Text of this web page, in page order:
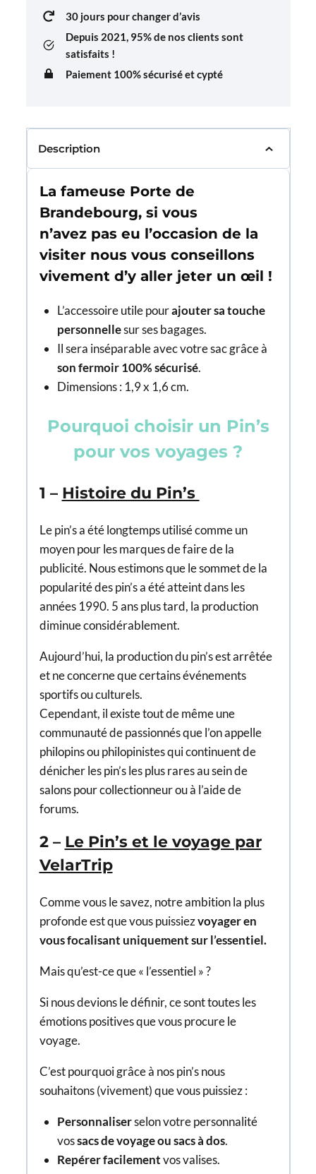
30 jours pour changer d’avis
Depuis 2021, 95% de nos clients sont
satisfaits !
Paiement 100% sécurisé et cypté
Description
La fameuse Porte de
Brandebourg, si vous
n’avez pas eu l’occasion de la
visiter nous vous conseillons
vivement d’y aller jeter un œil !
L’accessoire utile pourajouter sa touche
personnellesur ses bagages.
Il sera inséparable avec votre sac grâce à
son fermoir 100% sécurisé.
Dimensions : 1,9 x 1,6 cm.
Pourquoi choisir un Pin’s
pour vos voyages ?
1 – Histoire du Pin’s
Le pin’s a été longtemps utilisé comme un
moyen pour les marques de faire de la
publicité. Nous estimons que le sommet de la
popularité des pin’s a été atteint dans les
années 1990. 5 ans plus tard, la production
diminue considérablement.
Aujourd’hui, la production du pin’s est arrêtée
et ne concerne que certains événements
sportifs ou culturels.
Cependant, il existe tout de même une
communauté de passionnés que l’on appelle
philopins ou philopinistes qui continuent de
dénicher les pin’s les plus rares au sein de
salons pour collectionneur ou à l’aide de
forums.
2 – Le Pin’s et le voyage par
VelarTrip
Comme vous le savez, notre ambition la plus
profonde est que vous puissiezvoyager en
vous focalisant uniquement sur l’essentiel.
Mais qu’est-ce que « l’essentiel » ?
Si nous devions le définir, ce sont toutes les
émotions positives que vous procure le
voyage.
C’est pourquoi grâce à nos pin’s nous
souhaitons (vivement) que vous puissiez :
Personnaliserselon votre personnalité
vossacs de voyage ou sacs à dos.
Repérer facilementvos valises.